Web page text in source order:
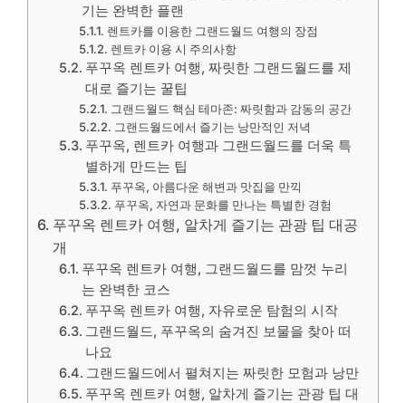
기는 완벽한 플랜
렌트카를 이용한 그랜드월드 여행의 장점
렌트카 이용 시 주의사항
푸꾸옥 렌트카 여행, 짜릿한 그랜드월드를 제
대로 즐기는 꿀팁
그랜드월드 핵심 테마존: 짜릿함과 감동의 공간
그랜드월드에서 즐기는 낭만적인 저녁
푸꾸옥, 렌트카 여행과 그랜드월드를 더욱 특
별하게 만드는 팁
푸꾸옥, 아름다운 해변과 맛집을 만끽
푸꾸옥, 자연과 문화를 만나는 특별한 경험
푸꾸옥 렌트카 여행, 알차게 즐기는 관광 팁 대공
개
푸꾸옥 렌트카 여행, 그랜드월드를 맘껏 누리
는 완벽한 코스
푸꾸옥 렌트카 여행, 자유로운 탐험의 시작
그랜드월드, 푸꾸옥의 숨겨진 보물을 찾아 떠
나요
그랜드월드에서 펼쳐지는 짜릿한 모험과 낭만
푸꾸옥 렌트카 여행, 알차게 즐기는 관광 팁 대